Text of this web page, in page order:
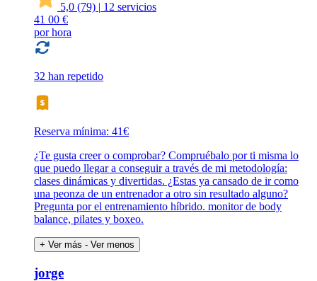
5,0 (79) | 12 servicios
41 00 €
por hora
32 han repetido
Reserva mínima: 41€
¿Te gusta creer o comprobar? Compruébalo por ti misma lo
que puedo llegar a conseguir a través de mi metodología:
clases dinámicas y divertidas. ¿Estas ya cansado de ir como
una peonza de un entrenador a otro sin resultado alguno?
Pregunta por el entrenamiento híbrido. monitor de body
balance, pilates y boxeo.
+ Ver más - Ver menos
jorge